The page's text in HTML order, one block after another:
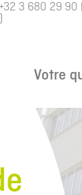
+32 3 680 29 90
Votre